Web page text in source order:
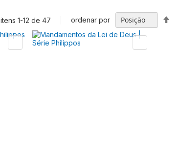
itens 1-12 de 47 ordenar por